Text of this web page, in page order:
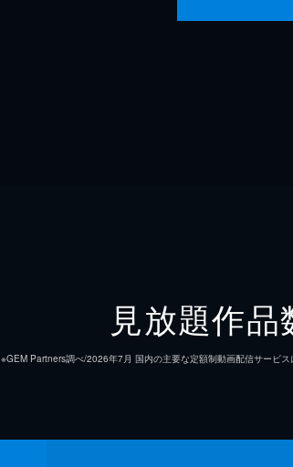
見放題作品
※GEM Partners調べ/2026年7⽉ 国内の主要な定額制動画配信サービ